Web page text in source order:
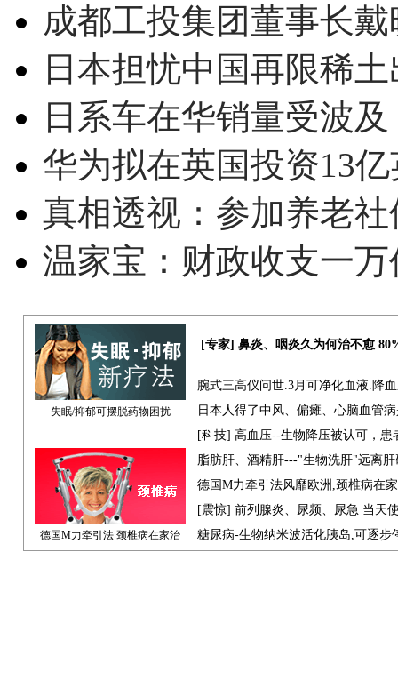
成都工投集团董事长
日本担忧中国再限稀
日系车在华销量受波
华为拟在英国投资13
真相透视：参加养老
温家宝：财政收支一
失眠/抑郁可摆脱药物困扰
[专家] 鼻炎、咽炎久为何治不愈
腕式三高仪问世.3月可净化血液.降
日本人得了中风、偏瘫、心脑血管
[科技] 高血压--生物降压被认可，患
德国M力牵引法 颈椎病在家治
脂肪肝、酒精肝---"生物洗肝"远离肝
德国M力牵引法风靡欧洲,颈椎病在
[震惊] 前列腺炎、尿频、尿急 当天
糖尿病-生物纳米波活化胰岛,可逐步